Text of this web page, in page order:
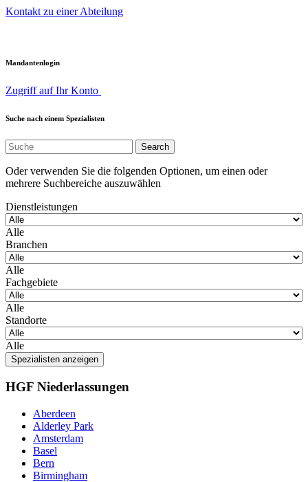
Kontakt zu einer Abteilung
Mandantenlogin
Zugriff auf Ihr Konto
Suche nach einem Spezialisten
Oder verwenden Sie die folgenden Optionen, um einen oder
mehrere Suchbereiche auszuwählen
Dienstleistungen
Alle
Branchen
Alle
Fachgebiete
Alle
Standorte
Alle
Spezialisten anzeigen
HGF Niederlassungen
Aberdeen
Alderley Park
Amsterdam
Basel
Bern
Birmingham